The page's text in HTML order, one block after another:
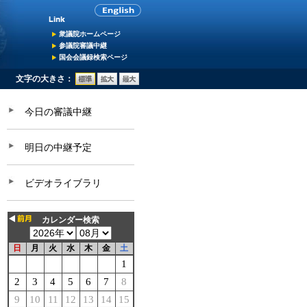
衆議院ホームページ
参議院審議中継
国会会議録検索ページ
文字の大きさ：
今日の審議中継
明日の中継予定
ビデオライブラリ
カレンダー検索
日 月 火 水 木 金 土
1
2
3 4 5 6 7
8
9
10 11 12 13 14
15